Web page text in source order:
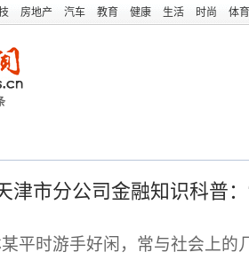
房地产 汽车 教育 健康 生活 时尚 体育
津市分公司金融知识科普
平时游手好闲，常与社会上的